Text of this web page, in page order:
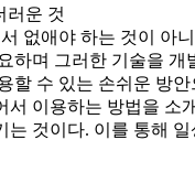
러운 것
없애야 하는 것이 아
하며 그러한 기술을 개
할 수 있는 손쉬운 방
서 이용하는 방법을 소
는 것이다. 이를 통해